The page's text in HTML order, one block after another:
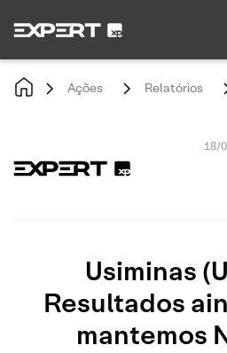
Ações Relatórios
18/
Usiminas
Resultados
mantemos